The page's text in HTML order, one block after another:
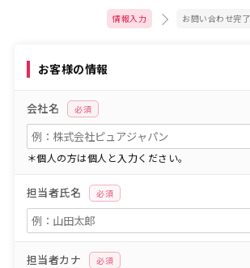
情報入力 お問い合わせ完了
お客様の情報
会社名 必須
＊個人の方は個人と入力ください。
担当者氏名 必須
担当者カナ 必須